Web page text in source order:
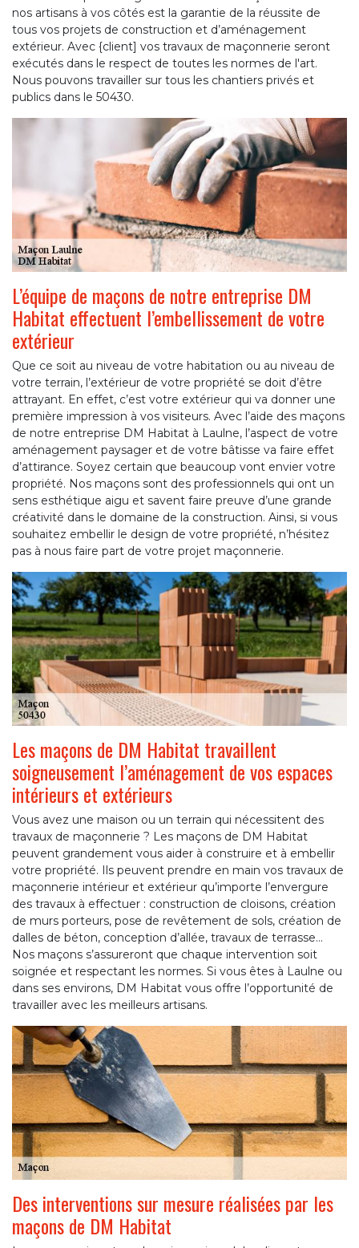
nos artisans à vos côtés est la garantie de la réussite de
tous vos projets de construction et d’aménagement
extérieur. Avec {client] vos travaux de maçonnerie seront
exécutés dans le respect de toutes les normes de l'art.
Nous pouvons travailler sur tous les chantiers privés et
publics dans le 50430.
L’équipe de maçons de notre entreprise DM
Habitat effectuent l’embellissement de votre
extérieur
Que ce soit au niveau de votre habitation ou au niveau de
votre terrain, l’extérieur de votre propriété se doit d’être
attrayant. En effet, c’est votre extérieur qui va donner une
première impression à vos visiteurs. Avec l’aide des maçons
de notre entreprise DM Habitat à Laulne, l’aspect de votre
aménagement paysager et de votre bâtisse va faire effet
d’attirance. Soyez certain que beaucoup vont envier votre
propriété. Nos maçons sont des professionnels qui ont un
sens esthétique aigu et savent faire preuve d’une grande
créativité dans le domaine de la construction. Ainsi, si vous
souhaitez embellir le design de votre propriété, n’hésitez
pas à nous faire part de votre projet maçonnerie.
Les maçons de DM Habitat travaillent
soigneusement l’aménagement de vos espaces
intérieurs et extérieurs
Vous avez une maison ou un terrain qui nécessitent des
travaux de maçonnerie ? Les maçons de DM Habitat
peuvent grandement vous aider à construire et à embellir
votre propriété. Ils peuvent prendre en main vos travaux de
maçonnerie intérieur et extérieur qu’importe l’envergure
des travaux à effectuer : construction de cloisons, création
de murs porteurs, pose de revêtement de sols, création de
dalles de béton, conception d’allée, travaux de terrasse…
Nos maçons s’assureront que chaque intervention soit
soignée et respectant les normes. Si vous êtes à Laulne ou
dans ses environs, DM Habitat vous offre l’opportunité de
travailler avec les meilleurs artisans.
Des interventions sur mesure réalisées par les
maçons de DM Habitat